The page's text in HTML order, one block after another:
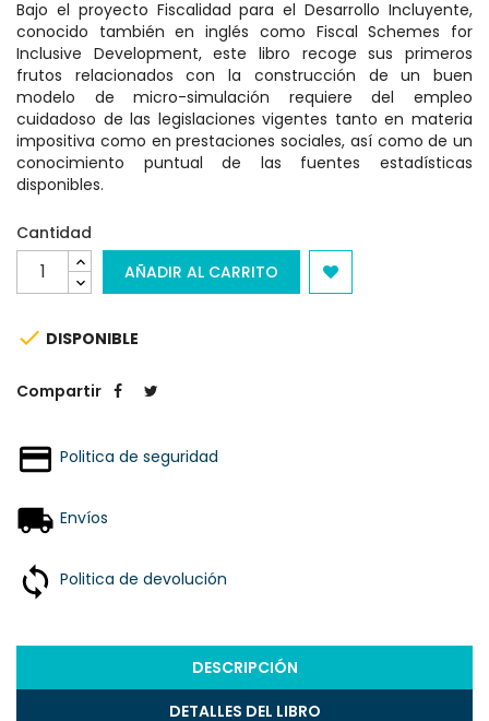
Bajo el proyecto Fiscalidad para el Desarrollo Incluyente,
conocido también en inglés como Fiscal Schemes for
Inclusive Development, este libro recoge sus primeros
frutos relacionados con la construcción de un buen
modelo de micro-simulación requiere del empleo
cuidadoso de las legislaciones vigentes tanto en materia
impositiva como en prestaciones sociales, así como de un
conocimiento puntual de las fuentes estadísticas
disponibles.
Cantidad
AÑADIR AL CARRITO
 DISPONIBLE
Compartir
Politica de seguridad
Envíos
Politica de devolución
DESCRIPCIÓN
DETALLES DEL LIBRO